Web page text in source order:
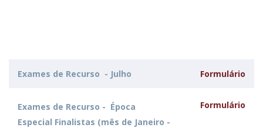
Exames de Recurso - Julho Formulário
Exames de Recurso - Época
Especial Finalistas (mês de Janeiro -
Formulário